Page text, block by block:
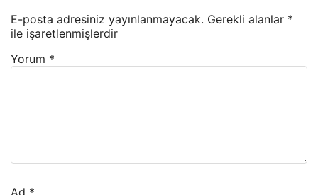
E-posta adresiniz yayınlanmayacak. Gerekli alanlar *
ile işaretlenmişlerdir
Yorum *